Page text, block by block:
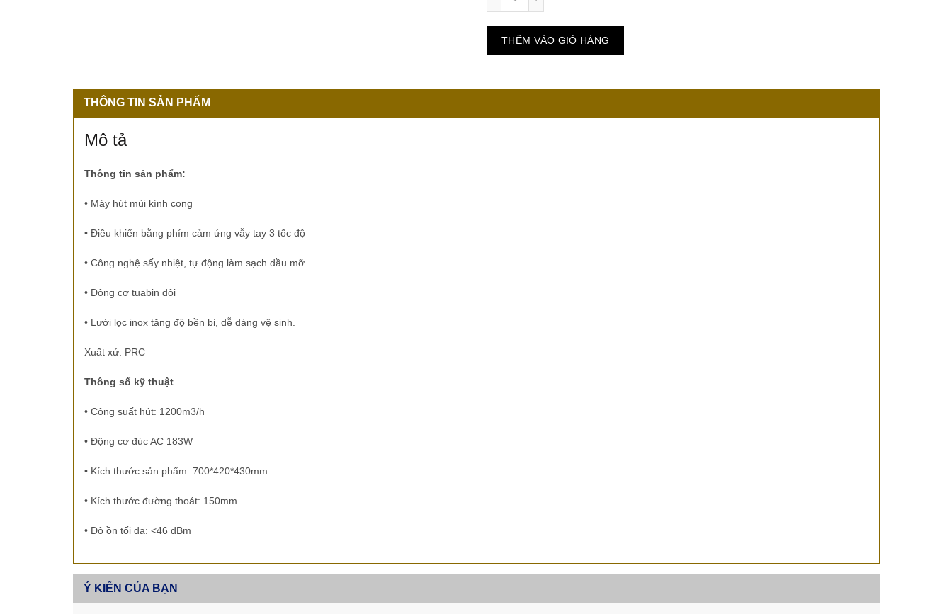
THÊM VÀO GIỎ HÀNG
THÔNG TIN SẢN PHẨM
Mô tả
Thông tin sản phẩm:
• Máy hút mùi kính cong
• Điều khiển bằng phím cảm ứng vẫy tay 3 tốc độ
• Công nghệ sấy nhiệt, tự động làm sạch dầu mỡ
• Động cơ tuabin đôi
• Lưới lọc inox tăng độ bền bỉ, dễ dàng vệ sinh.
Xuất xứ: PRC
Thông số kỹ thuật
• Công suất hút: 1200m3/h
• Động cơ đúc AC 183W
• Kích thước sản phẩm: 700*420*430mm
• Kích thước đường thoát: 150mm
• Độ ồn tối đa: <46 dBm
Ý KIẾN CỦA BẠN